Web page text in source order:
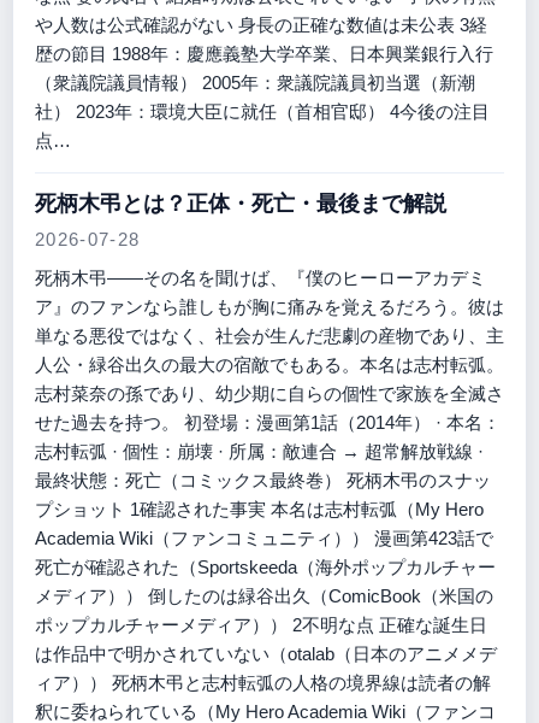
や人数は公式確認がない 身長の正確な数値は未公表 3経
歴の節目 1988年：慶應義塾大学卒業、日本興業銀行入行
（衆議院議員情報） 2005年：衆議院議員初当選（新潮
社） 2023年：環境大臣に就任（首相官邸） 4今後の注目
点…
死柄木弔とは？正体・死亡・最後まで解説
2026-07-28
死柄木弔――その名を聞けば、『僕のヒーローアカデミ
ア』のファンなら誰しもが胸に痛みを覚えるだろう。彼は
単なる悪役ではなく、社会が生んだ悲劇の産物であり、主
人公・緑谷出久の最大の宿敵でもある。本名は志村転弧。
志村菜奈の孫であり、幼少期に自らの個性で家族を全滅さ
せた過去を持つ。 初登場：漫画第1話（2014年） · 本名：
志村転弧 · 個性：崩壊 · 所属：敵連合 → 超常解放戦線 ·
最終状態：死亡（コミックス最終巻） 死柄木弔のスナッ
プショット 1確認された事実 本名は志村転弧（My Hero
Academia Wiki（ファンコミュニティ）） 漫画第423話で
死亡が確認された（Sportskeeda（海外ポップカルチャー
メディア）） 倒したのは緑谷出久（ComicBook（米国の
ポップカルチャーメディア）） 2不明な点 正確な誕生日
は作品中で明かされていない（otalab（日本のアニメメデ
ィア）） 死柄木弔と志村転弧の人格の境界線は読者の解
釈に委ねられている（My Hero Academia Wiki（ファンコ